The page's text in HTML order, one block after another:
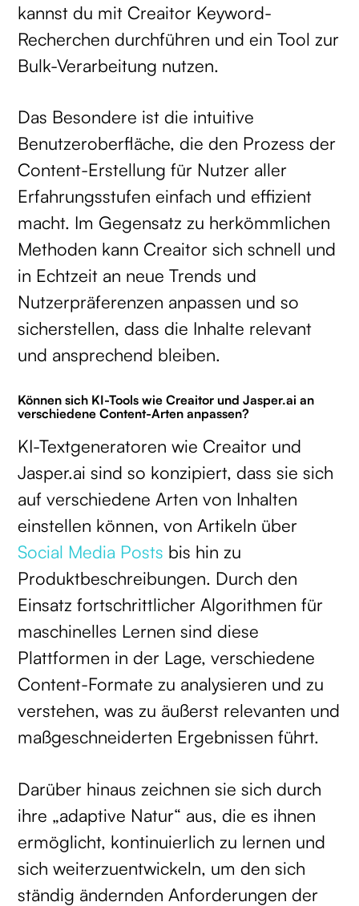
kannst du mit Creaitor Keyword-
Recherchen durchführen und ein Tool zur
Bulk-Verarbeitung nutzen.
Das Besondere ist die intuitive
Benutzeroberfläche, die den Prozess der
Content-Erstellung für Nutzer aller
Erfahrungsstufen einfach und effizient
macht. Im Gegensatz zu herkömmlichen
Methoden kann Creaitor sich schnell und
in Echtzeit an neue Trends und
Nutzerpräferenzen anpassen und so
sicherstellen, dass die Inhalte relevant
und ansprechend bleiben.
Können sich KI-Tools wie Creaitor und Jasper.ai an
verschiedene Content-Arten anpassen?
KI-Textgeneratoren wie Creaitor und
Jasper.ai sind so konzipiert, dass sie sich
auf verschiedene Arten von Inhalten
einstellen können, von Artikeln über
Social Media Posts bis hin zu
Produktbeschreibungen. Durch den
Einsatz fortschrittlicher Algorithmen für
maschinelles Lernen sind diese
Plattformen in der Lage, verschiedene
Content-Formate zu analysieren und zu
verstehen, was zu äußerst relevanten und
maßgeschneiderten Ergebnissen führt.
Darüber hinaus zeichnen sie sich durch
ihre „adaptive Natur“ aus, die es ihnen
ermöglicht, kontinuierlich zu lernen und
sich weiterzuentwickeln, um den sich
ständig ändernden Anforderungen der